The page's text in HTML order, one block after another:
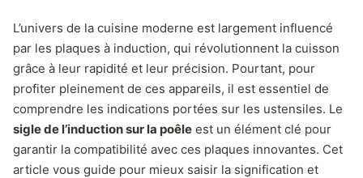
L’univers de la cuisine moderne est largement influencé
par les plaques à induction, qui révolutionnent la cuisson
grâce à leur rapidité et leur précision. Pourtant, pour
profiter pleinement de ces appareils, il est essentiel de
comprendre les indications portées sur les ustensiles. Le
sigle de l’induction sur la poêle est un élément clé pour
garantir la compatibilité avec ces plaques innovantes. Cet
article vous guide pour mieux saisir la signification et